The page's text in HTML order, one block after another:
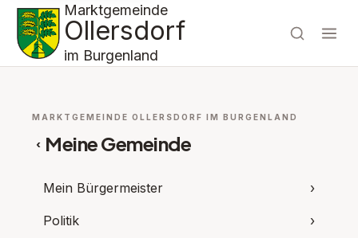
Marktgemeinde
Ollersdorf
im Burgenland
MARKTGEMEINDE OLLERSDORF IM BURGENLAND
‹ Meine Gemeinde
Mein Bürgermeister ›
Politik ›